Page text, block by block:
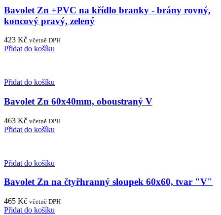
Bavolet Zn +PVC na křídlo branky - brány rovný,
koncový pravý, zelený
423 Kč včetně DPH
Přidat do košíku
Přidat do košíku
Bavolet Zn 60x40mm, oboustraný V
463 Kč včetně DPH
Přidat do košíku
Přidat do košíku
Bavolet Zn na čtyřhranný sloupek 60x60, tvar "V"
465 Kč včetně DPH
Přidat do košíku